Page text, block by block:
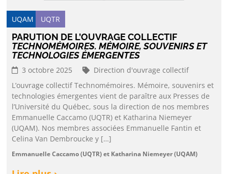
UQAM UQTR
PARUTION DE L’OUVRAGE COLLECTIF
TECHNOMÉMOIRES. MÉMOIRE, SOUVENIRS ET
TECHNOLOGIES ÉMERGENTES
3 octobre 2025
Direction d'ouvrage collectif
L’ouvrage collectif Technomémoires. Mémoire, souvenirs et
technologies émergentes vient de paraître aux Presses de
l’Université du Québec, sous la direction de nos membres
Emmanuelle Caccamo (UQTR) et Katharina Niemeyer
(UQAM). Nos membres associées Emmanuelle Fantin et
Celina Van Dembroucke y […]
Emmanuelle Caccamo (UQTR) et Katharina Niemeyer (UQAM)